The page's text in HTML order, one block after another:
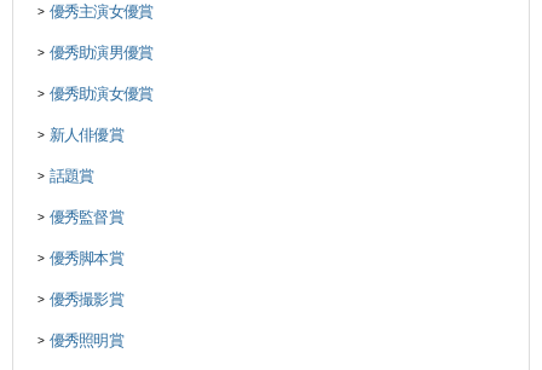
> 優秀主演女優賞
> 優秀助演男優賞
> 優秀助演女優賞
> 新人俳優賞
> 話題賞
> 優秀監督賞
> 優秀脚本賞
> 優秀撮影賞
> 優秀照明賞